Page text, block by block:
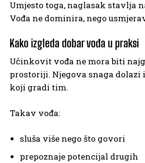
Umjesto toga, naglasak stavlja
Vođa ne dominira, nego
Kako izgleda dobar vođa u praksi
Učinkovit vođa ne mora biti
prostoriji. Njegova snaga dolazi
koji gradi tim.
Takav vođa:
sluša više nego što govori
prepoznaje potencijal drugih